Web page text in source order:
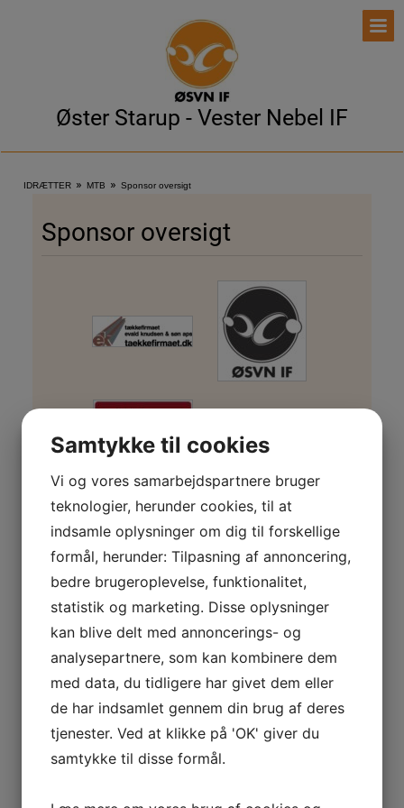
Øster Starup - Vester Nebel IF
IDRÆTTER » MTB » Sponsor oversigt
Sponsor oversigt
Samtykke til cookies
Vi og vores samarbejdspartnere bruger
teknologier, herunder cookies, til at
indsamle oplysninger om dig til forskellige
formål, herunder: Tilpasning af annoncering,
bedre brugeroplevelse, funktionalitet,
statistik og marketing. Disse oplysninger
kan blive delt med annoncerings- og
analysepartnere, som kan kombinere dem
med data, du tidligere har givet dem eller
de har indsamlet gennem din brug af deres
tjenester. Ved at klikke på 'OK' giver du
samtykke til disse formål.